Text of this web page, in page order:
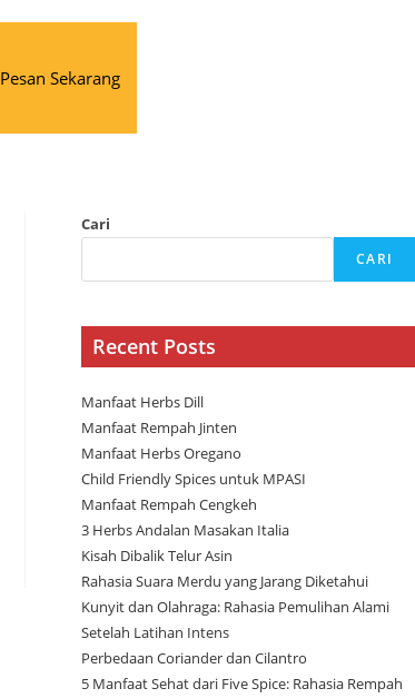
Pesan Sekarang
Cari
CARI
Recent Posts
Manfaat Herbs Dill
Manfaat Rempah Jinten
Manfaat Herbs Oregano
Child Friendly Spices untuk MPASI
Manfaat Rempah Cengkeh
3 Herbs Andalan Masakan Italia
Kisah Dibalik Telur Asin
Rahasia Suara Merdu yang Jarang Diketahui
Kunyit dan Olahraga: Rahasia Pemulihan Alami
Setelah Latihan Intens
Perbedaan Coriander dan Cilantro
5 Manfaat Sehat dari Five Spice: Rahasia Rempah